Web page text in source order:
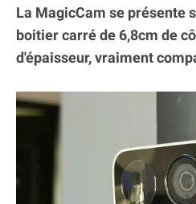
La MagicCam se présente
boitier carré de 6,8cm de
d'épaisseur, vraiment